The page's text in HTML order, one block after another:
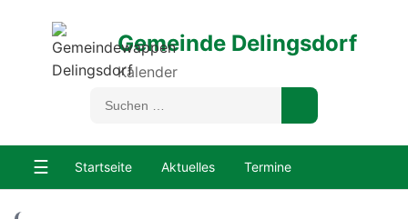
Gemeinde Delingsdorf
Kalender
☰ Startseite Aktuelles Termine